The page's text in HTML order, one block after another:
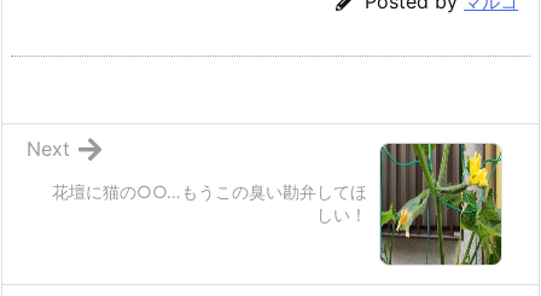
花壇に猫の○○…もうこの臭い勘弁してほ
しい！
Next